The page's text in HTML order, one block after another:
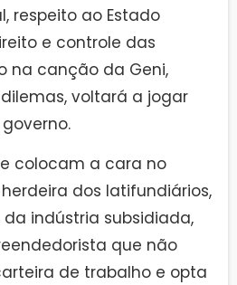
respeito ao Estado
e controle das
na canção da Geni,
voltará a jogar
colocam a cara no
dos latifundiários,
da indústria subsidiada,
que não
de trabalho e opta